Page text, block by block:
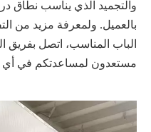
والتجميد الذي يناسب نطاق
بالعميل. ولمعرفة مزيد من
الباب المناسب، اتصل بفريق
مستعدون لمساعدتكم في